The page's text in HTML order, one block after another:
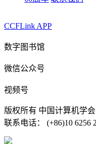
CCFLink APP
数字图书馆
微信公众号
视频号
版权所有 中国计算机学会
联系电话： (+86)10 6256